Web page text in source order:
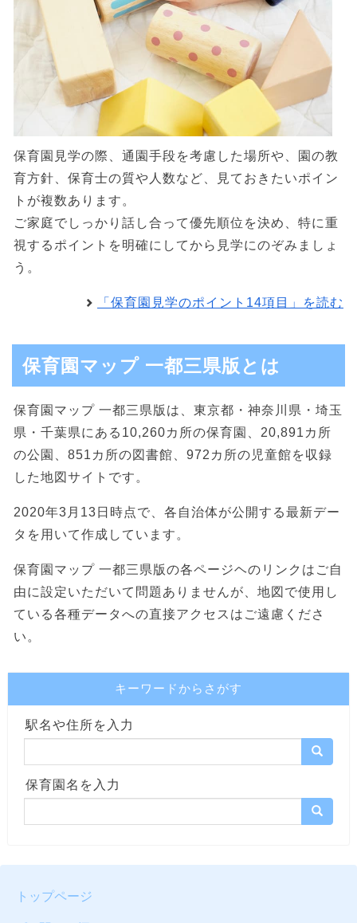
保育園見学の際、通園手段を考慮した場所や、園の教
育方針、保育士の質や人数など、見ておきたいポイン
トが複数あります。
ご家庭でしっかり話し合って優先順位を決め、特に重
視するポイントを明確にしてから見学にのぞみましょ
う。
「保育園見学のポイント14項目」を読む
保育園マップ 一都三県版とは
保育園マップ 一都三県版は、東京都・神奈川県・埼玉
県・千葉県にある10,260カ所の保育園、20,891カ所
の公園、851カ所の図書館、972カ所の児童館を収録
した地図サイトです。
2020年3月13日時点で、各自治体が公開する最新デー
タを用いて作成しています。
保育園マップ 一都三県版の各ページヘのリンクはご自
由に設定いただいて問題ありませんが、地図で使用し
ている各種データへの直接アクセスはご遠慮くださ
い。
キーワードからさがす
駅名や住所を入力
保育園名を入力
トップページ